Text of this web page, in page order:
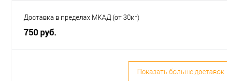
Доставка в пределах МКАД (от 30кг)
750 руб.
Показать больше доставок